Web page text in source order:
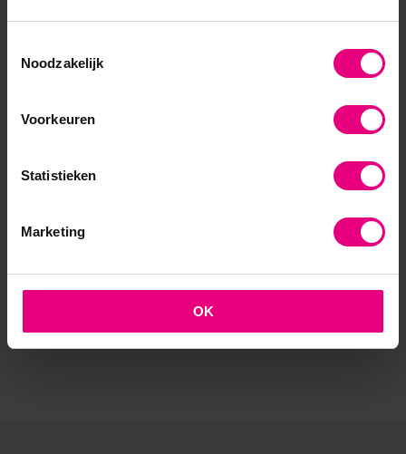
Noodzakelijk
Voorkeuren
Statistieken
Marketing
OK
AOG School Of Management
- Opleider sinds 1988
- Samen leren en reflecteren
- Praktijkgericht en persoonlijk